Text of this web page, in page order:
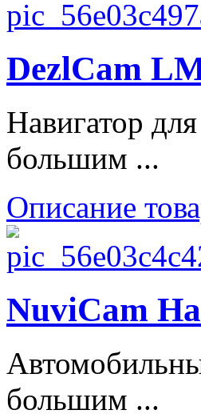
DezlCam
Навигатор
большим ...
Описание
NuviCam
большим ...